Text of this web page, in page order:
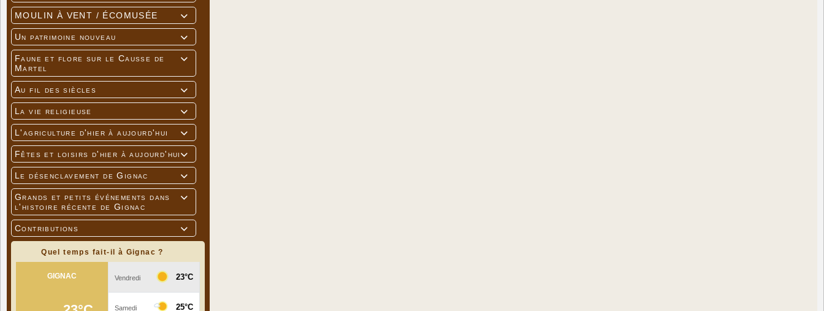

MOULIN À VENT / ÉCOMUSÉE

Un patrimoine nouveau

Faune et flore sur le Causse de
Martel

Au fil des siècles

La vie religieuse

L'agriculture d'hier à aujourd'hui

Fêtes et loisirs d'hier à aujourd'hui

Le désenclavement de Gignac

Grands et petits événements dans
l'histoire récente de Gignac

Contributions
Quel temps fait-il à Gignac ?